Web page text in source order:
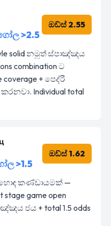
>2.5
ඔඩ්ස් 2.55
solid නමුත් ස්පාඤ්ඤය
combination ට
+ පෙද්රී
කරනවා. Individual total
>1.5
ඔඩ්ස් 1.62
හොඳ කණ්ඩායමක් —
game open
ජය + total 1.5 odds